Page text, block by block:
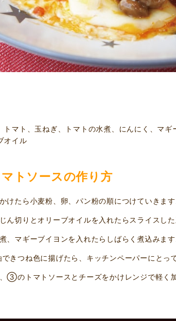
マト、玉ねぎ、トマトの水煮、にんにく、マ
オイル
トソースの作り方
たら小麦粉、卵、パン粉の順につけていきます
切りとオリーブオイルを入れたらスライスした
マギーブイヨンを入れたらしばらく煮込みます
つね色に揚げたら、キッチンペーパーにとって
のトマトソースとチーズをかけレンジで軽く